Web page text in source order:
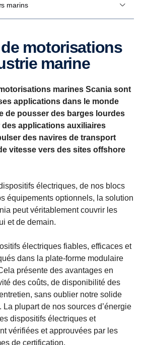
marins
marine
marines Scania sont
applications dans le monde
de pousser des barges lourdes
des applications auxiliaires
des navires de transport
vitesse vers des sites offshore
électriques, de nos blocs
équipements optionnels, la solution
peut véritablement couvrir les
et de demain.
électriques fiables, efficaces et
dans la plate-forme modulaire
présente des avantages en
des coûts, de disponibilité des
sans oublier notre solide
La plupart de nos sources d’énergie
dispositifs électriques et
vérifiées et approuvées par les
de certification.